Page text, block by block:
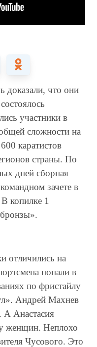
доказали, что они
участники в
сложности на
каратистов
страны. По
дней сборная
зачете в
копилке 1
отличились на
попали в
по фристайлу
Андрей Махнев
А Анастасия
женщин. Неплохо
Чусового. Это